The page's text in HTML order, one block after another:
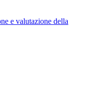
e valutazione della